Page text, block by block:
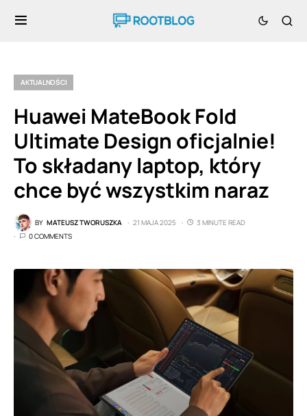
AKTUALNOŚCI
Huawei MateBook Fold
Ultimate Design oficjalnie!
To składany laptop, który
chce być wszystkim naraz
BY MATEUSZ TWORUSZKA 21 MAJA 2025
3 MINUTE READ
0 COMMENTS